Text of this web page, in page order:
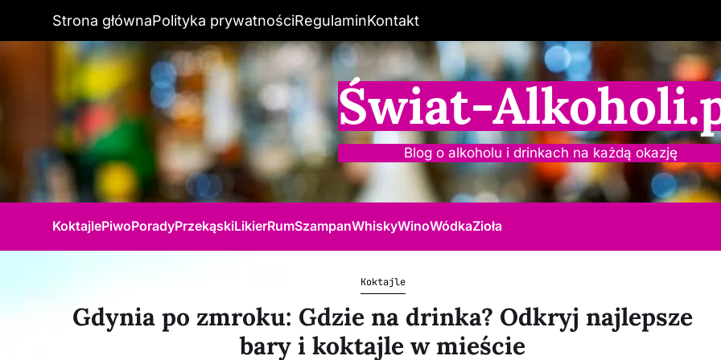
Strona głównaPolityka prywatnościRegulaminKontakt
Świat-
Blog o alkoholu i drinkach na każdą okazję
KoktajlePiwoPoradyPrzekąskiLikierRumSzampanWhiskyWinoWódkaZioła
Koktajle
Gdynia po zmroku: Gdzie na drinka? Odkryj najlepsze
bary i koktajle w mieście